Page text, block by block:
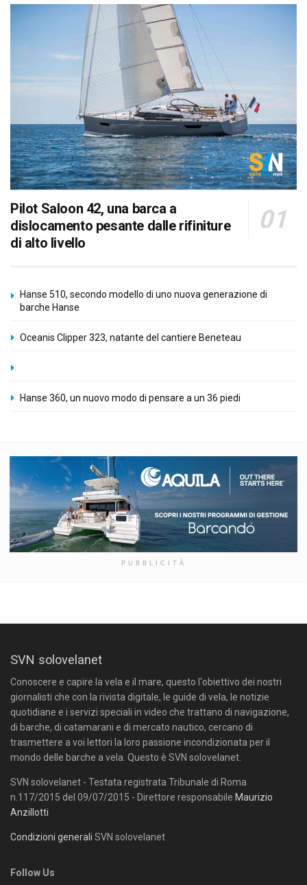
Pilot Saloon 42, una barca a
dislocamento pesante dalle rifiniture
di alto livello
Hanse 510, secondo modello di uno nuova generazione di
barche Hanse
Oceanis Clipper 323, natante del cantiere Beneteau
Hanse 360, un nuovo modo di pensare a un 36 piedi
PUBBLICITÀ
SVN solovelanet
Conoscere e capire la vela e il mare, questo l'obiettivo dei nostri
giornalisti che con la rivista digitale, le guide di vela, le notizie
quotidiane e i servizi speciali in video che trattano di navigazione,
di barche, di catamarani e di mercato nautico, cercano di
trasmettere a voi lettori la loro passione incondizionata per il
mondo delle barche a vela. Questo è SVN solovelanet.
SVN solovelanet - Testata registrata Tribunale di Roma
n.117/2015 del 09/07/2015 - Direttore responsabile Maurizio
Anzillotti
Condizioni generali SVN solovelanet
Follow Us